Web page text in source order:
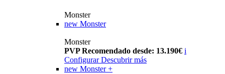
Monster
new Monster
Monster
PVP Recomendado desde: 13.190€ i
Configurar Descubrir más
new Monster +